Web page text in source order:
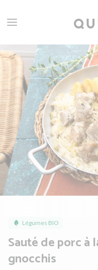
Légumes BIO
Sauté de porc à
gnocchis